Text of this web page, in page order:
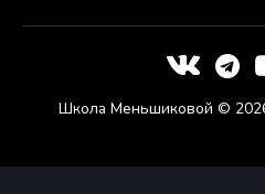
Школа Меньшиковой ©